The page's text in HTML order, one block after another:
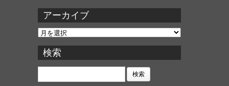
アーカイブ
ア
カ
イ
ブ
検索
検